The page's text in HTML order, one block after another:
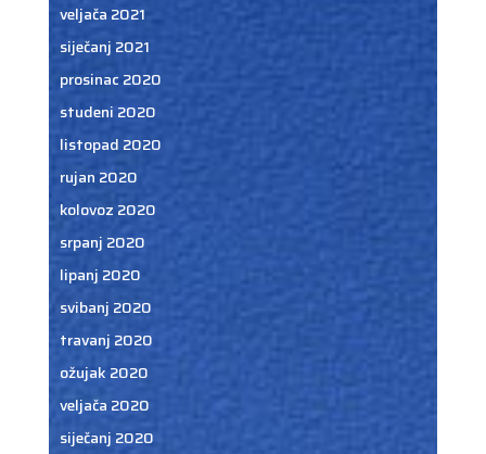
veljača 2021
siječanj 2021
prosinac 2020
studeni 2020
listopad 2020
rujan 2020
kolovoz 2020
srpanj 2020
lipanj 2020
svibanj 2020
travanj 2020
ožujak 2020
veljača 2020
siječanj 2020